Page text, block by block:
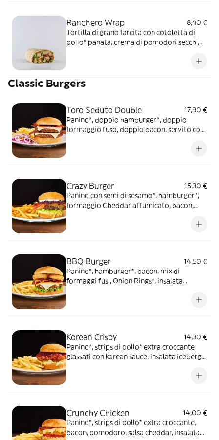
Ranchero Wrap
8,40 €
Tortilla di grano farcita con cotoletta di
pollo* panata, crema di pomodori secchi,
Classic Burgers
Toro Seduto Double
17,90 €
Panino*, doppio hamburger*, doppio
formaggio fuso, doppio bacon, servito con
Crazy Burger
15,30 €
Panino con semi di sesamo*, hamburger*,
formaggio Cheddar affumicato, bacon,
BBQ Burger
14,50 €
Panino*, hamburger*, bacon, mix di
formaggi fusi, Onion Rings*, insalata
Korean Crispy
14,30 €
Panino*, strips di pollo* extra croccante
glassati con korean sauce, insalata iceberg,
cetriolini, servito con patate* Fries e salsa
Crunchy Chicken
14,00 €
Panino*, strips di pollo* extra croccante,
bacon, pomodoro, salsa cheddar, insalata